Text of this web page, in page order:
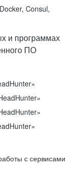
Consul,
и программах
ПО
с сервисами